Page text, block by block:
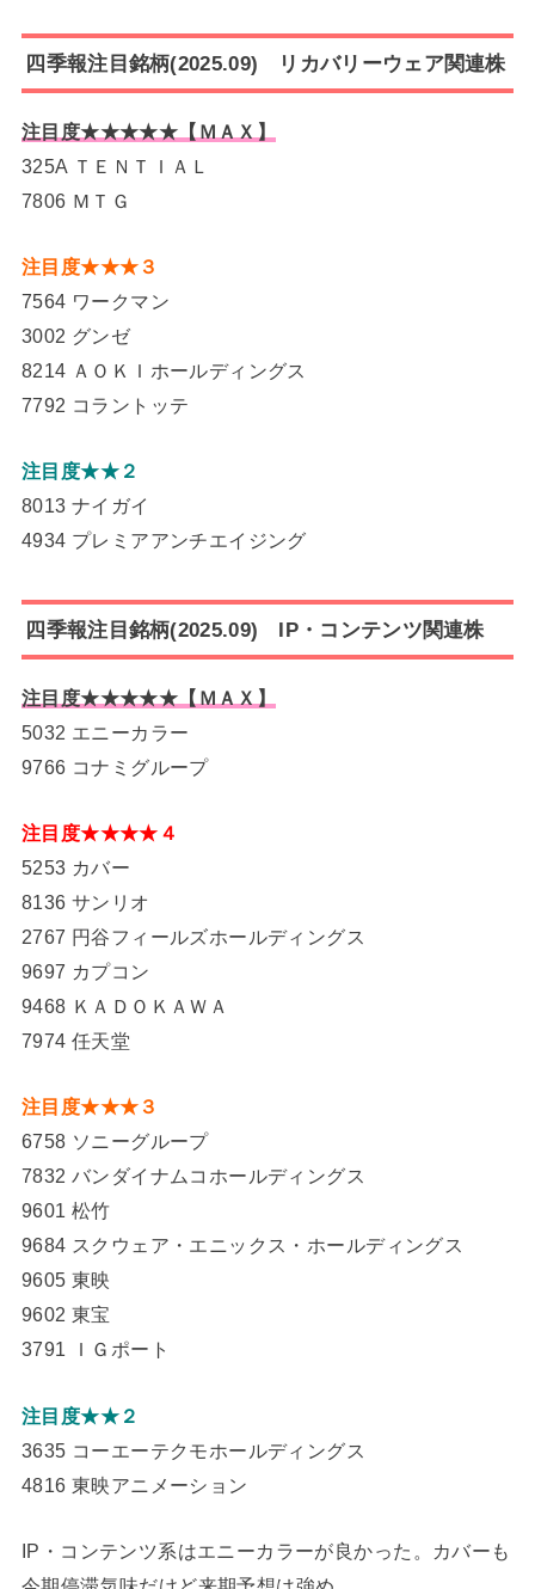
四季報注目銘柄(2025.09) リカバリーウェア関連株
注目度★★★★★【ＭＡＸ】
325A ＴＥＮＴＩＡＬ
7806 ＭＴＧ
注目度★★★３
7564 ワークマン
3002 グンゼ
8214 ＡＯＫＩホールディングス
7792 コラントッテ
注目度★★２
8013 ナイガイ
4934 プレミアアンチエイジング
四季報注目銘柄(2025.09) IP・コンテンツ関連株
注目度★★★★★【ＭＡＸ】
5032 エニーカラー
9766 コナミグループ
注目度★★★★４
5253 カバー
8136 サンリオ
2767 円谷フィールズホールディングス
9697 カプコン
9468 ＫＡＤＯＫＡＷＡ
7974 任天堂
注目度★★★３
6758 ソニーグループ
7832 バンダイナムコホールディングス
9601 松竹
9684 スクウェア・エニックス・ホールディングス
9605 東映
9602 東宝
3791 ＩＧポート
注目度★★２
3635 コーエーテクモホールディングス
4816 東映アニメーション
IP・コンテンツ系はエニーカラーが良かった。カバーも